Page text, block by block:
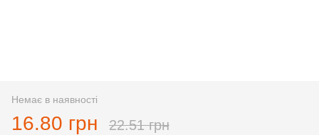
Немає в наявності
16.80 грн 22.51 грн